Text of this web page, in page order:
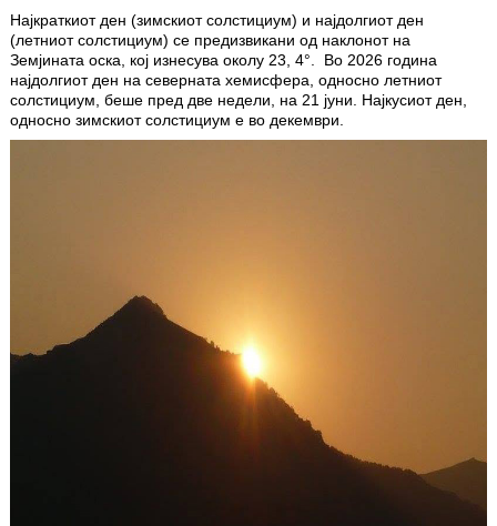
Најкраткиот ден (зимскиот солстициум) и најдолгиот ден
(летниот солстициум) се предизвикани од наклонот на
Земјината оска, кој изнесува околу 23, 4°. Во 2026 година
најдолгиот ден на северната хемисфера, односно летниот
солстициум, беше пред две недели, на 21 јуни. Најкусиот ден,
односно зимскиот солстициум е во декември.